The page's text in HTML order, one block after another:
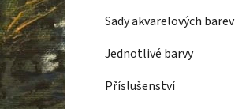
Sady akvarelových barev
Jednotlivé barvy
Příslušenství